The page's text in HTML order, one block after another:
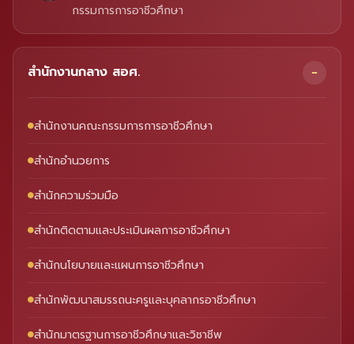
กรรมการการอาชีวศึกษา
สำนักงานกลาง สอศ.
สำนักงานคณะกรรมการการอาชีวศึกษา
สำนักอำนวยการ
สำนักความร่วมมือ
สำนักติดตามและประเมินผลการอาชีวศึกษา
สำนักนโยบายและแผนการอาชีวศึกษา
สำนักพัฒนาสมรรถนะครูและบุคลากรอาชีวศึกษา
สำนักมาตรฐานการอาชีวศึกษาและวิชาชีพ